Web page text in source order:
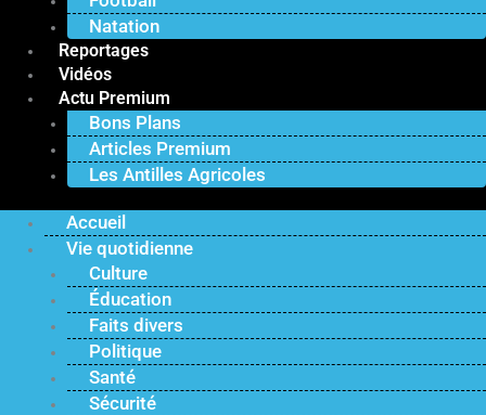
Natation
Reportages
Vidéos
Actu Premium
Bons Plans
Articles Premium
Les Antilles Agricoles
Accueil
Vie quotidienne
Culture
Éducation
Faits divers
Politique
Santé
Sécurité